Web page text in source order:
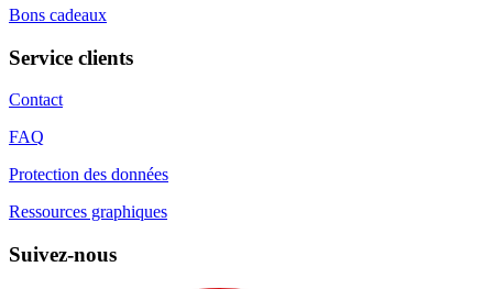
Bons cadeaux
Service clients
Contact
FAQ
Protection des données
Ressources graphiques
Suivez-nous